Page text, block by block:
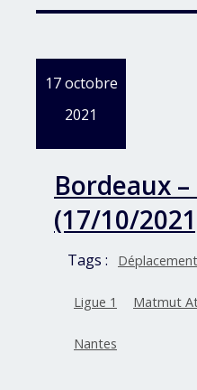
17 octobre
2021
Bordeaux
(17/10/
Tags :
Ligue 1 Matmut
Nantes